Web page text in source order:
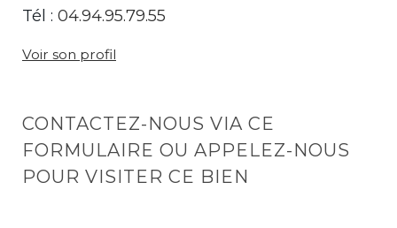
Tél : 04.94.95.79.55
Voir son profil
CONTACTEZ-NOUS VIA CE
FORMULAIRE OU APPELEZ-NOUS
POUR VISITER CE BIEN